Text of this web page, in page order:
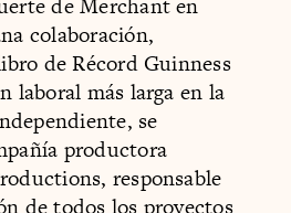
de Merchant en
colaboración,
de Récord Guinness
laboral más larga en la
se
productora
responsable
de todos los proyectos